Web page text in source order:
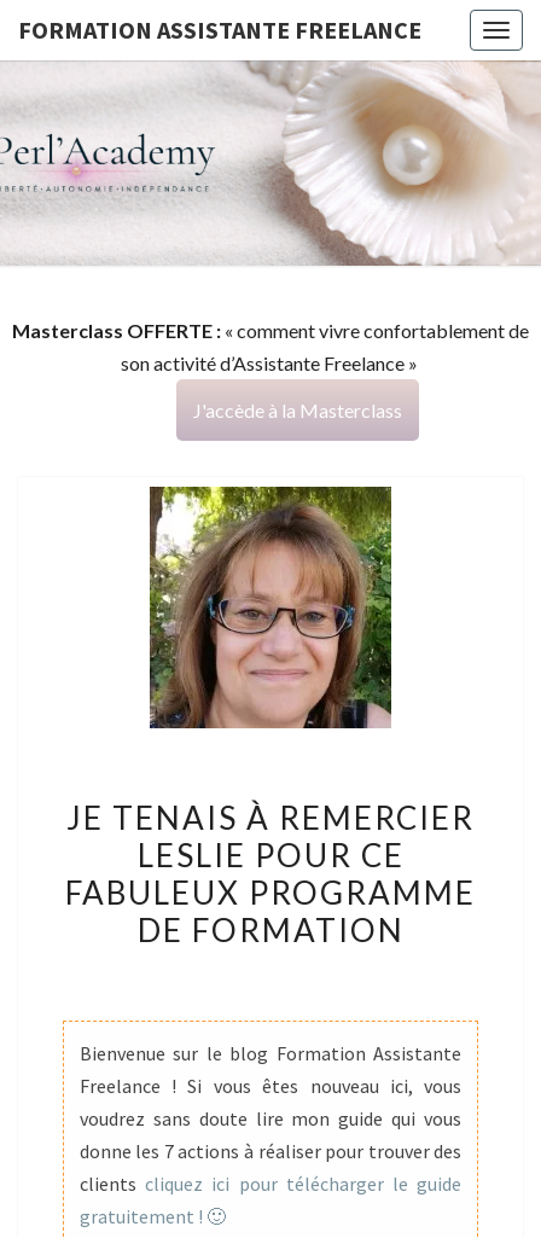
FORMATION ASSISTANTE FREELANCE
G
Masterclass OFFERTE : « comment vivre confortablement de
son activité d’Assistante Freelance »
J'accède à la Masterclass
TENAIS
À
REMERCIER
LESLIE
FABULEUX
PROGRAMME
DE
FORMATION
JE TENAIS À REMERCIER
LESLIE POUR CE
FABULEUX PROGRAMME
DE FORMATION
Bienvenue sur le blog Formation Assistante
Freelance ! Si vous êtes nouveau ici, vous
voudrez sans doute lire mon guide qui vous
donne les 7 actions à réaliser pour trouver des
clients cliquez ici pour télécharger le guide
gratuitement ! 🙂